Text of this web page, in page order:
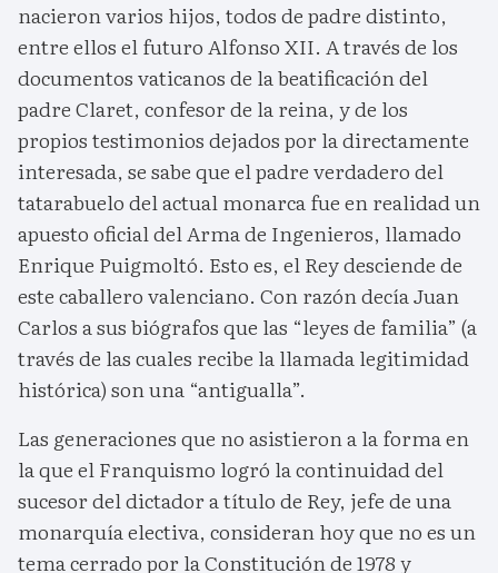
nacieron varios hijos, todos de padre distinto,
entre ellos el futuro Alfonso XII. A través de los
documentos vaticanos de la beatificación del
padre Claret, confesor de la reina, y de los
propios testimonios dejados por la directamente
interesada, se sabe que el padre verdadero del
tatarabuelo del actual monarca fue en realidad un
apuesto oficial del Arma de Ingenieros, llamado
Enrique Puigmoltó. Esto es, el Rey desciende de
este caballero valenciano. Con razón decía Juan
Carlos a sus biógrafos que las “leyes de familia” (a
través de las cuales recibe la llamada legitimidad
histórica) son una “antigualla”.
Las generaciones que no asistieron a la forma en
la que el Franquismo logró la continuidad del
sucesor del dictador a título de Rey, jefe de una
monarquía electiva, consideran hoy que no es un
tema cerrado por la Constitución de 1978 y